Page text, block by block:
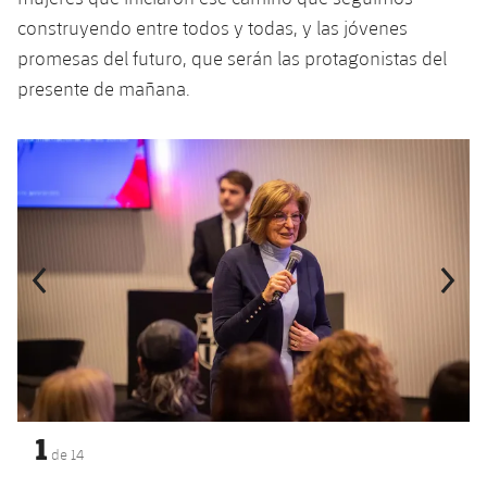
construyendo entre todos y todas, y las jóvenes
promesas del futuro, que serán las protagonistas del
presente de mañana.
Anterior
label.aria.chevronleft
1 de 14